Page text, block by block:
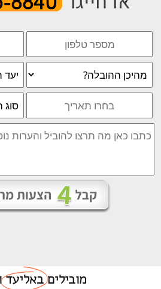
מוביליםבאליעד